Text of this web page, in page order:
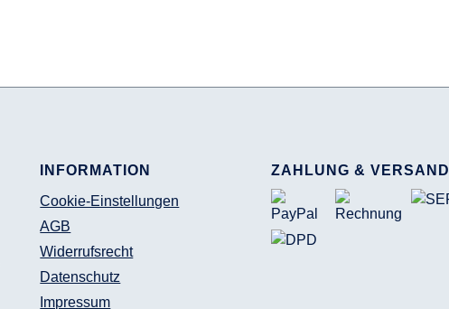
INFORMATION
Cookie-Einstellungen
AGB
Widerrufsrecht
Datenschutz
Impressum
ZAHLUNG & VERSAND